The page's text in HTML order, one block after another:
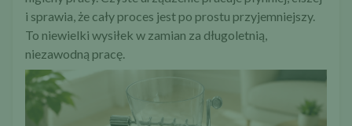
i sprawia, że cały proces jest po prostu przyjemniejszy.
To niewielki wysiłek w zamian za długoletnią,
niezawodną pracę.